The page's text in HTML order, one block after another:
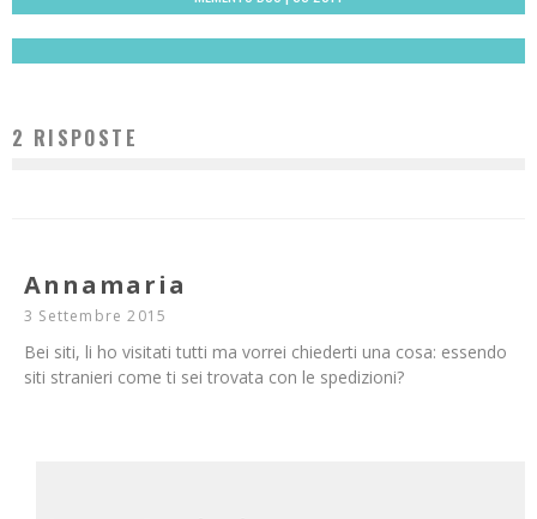
2 RISPOSTE
Annamaria
3 Settembre 2015
Bei siti, li ho visitati tutti ma vorrei chiederti una cosa: essendo
siti stranieri come ti sei trovata con le spedizioni?